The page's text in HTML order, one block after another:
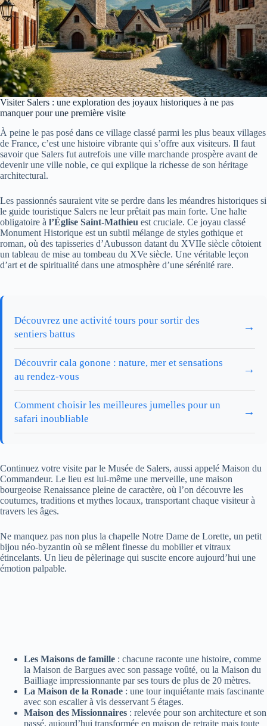
Visiter Salers : une exploration des joyaux historiques à ne pas
manquer pour une première visite
À peine le pas posé dans ce village classé parmi les plus beaux villages
de France, c’est une histoire vibrante qui s’offre aux visiteurs. Il faut
savoir que Salers fut autrefois une ville marchande prospère avant de
devenir une ville noble, ce qui explique la richesse de son héritage
architectural.
Les passionnés sauraient vite se perdre dans les méandres historiques si
le guide touristique Salers ne leur prêtait pas main forte. Une halte
obligatoire à l’Église Saint-Mathieu est cruciale. Ce joyau classé
Monument Historique est un subtil mélange de styles gothique et
roman, où des tapisseries d’Aubusson datant du XVIIe siècle côtoient
un tableau de mise au tombeau du XVe siècle. Une véritable leçon
d’art et de spiritualité dans une atmosphère d’une sérénité rare.
Découvrez une activité tours pour sortir des
sentiers battus
→
Découvrir cala gonone : nature, mer et sensations
au rendez-vous
→
Comment choisir les meilleures jumelles pour un
safari inoubliable
→
Continuez votre visite par le Musée de Salers, aussi appelé Maison du
Commandeur. Le lieu est lui-même une merveille, une maison
bourgeoise Renaissance pleine de caractère, où l’on découvre les
coutumes, traditions et mythes locaux, transportant chaque visiteur à
travers les âges.
Ne manquez pas non plus la chapelle Notre Dame de Lorette, un petit
bijou néo-byzantin où se mêlent finesse du mobilier et vitraux
étincelants. Un lieu de pèlerinage qui suscite encore aujourd’hui une
émotion palpable.
Les Maisons de famille : chacune raconte une histoire, comme
la Maison de Bargues avec son passage voûté, ou la Maison du
Bailliage impressionnante par ses tours de plus de 20 mètres.
La Maison de la Ronade : une tour inquiétante mais fascinante
avec son escalier à vis desservant 5 étages.
Maison des Missionnaires : relevée pour son architecture et son
passé, aujourd’hui transformée en maison de retraite mais toute